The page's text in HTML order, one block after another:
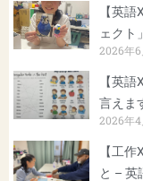
【英
ェクト」
2026年6
【英
言えま
2026年4
【工作
と – 英